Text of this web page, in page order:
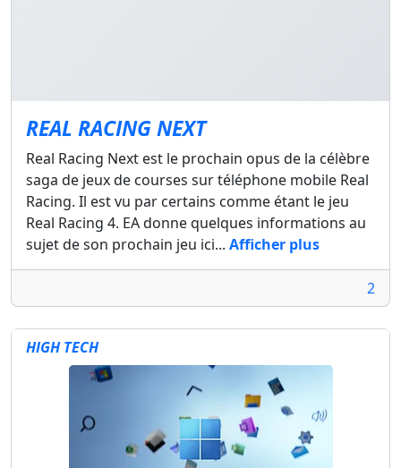
REAL RACING NEXT
Real Racing Next est le prochain opus de la célèbre
saga de jeux de courses sur téléphone mobile Real
Racing. Il est vu par certains comme étant le jeu
Real Racing 4. EA donne quelques informations au
sujet de son prochain jeu ici... Afficher plus
2
HIGH TECH